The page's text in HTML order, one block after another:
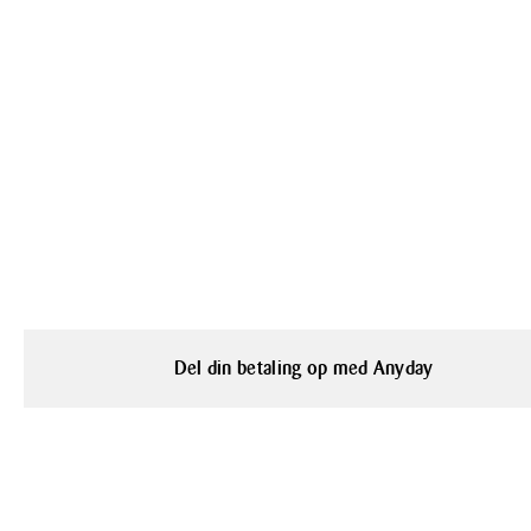
Del din betaling op med Anyday